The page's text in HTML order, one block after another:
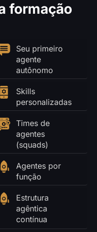
formação
Seu primeiro
agente
autônomo
Skills
personalizadas
Times de
agentes
(squads)
Agentes por
função
Estrutura
agêntica
contínua